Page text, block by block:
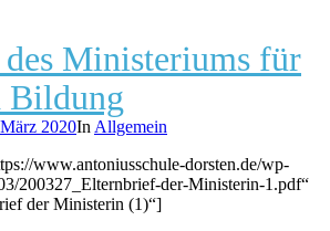
Ministeriums für
Bildung
2020In Allgemein
www.antoniusschule-dorsten.de/wp-
200327_Elternbrief-der-Ministerin-1.pdf“
der Ministerin (1)“]